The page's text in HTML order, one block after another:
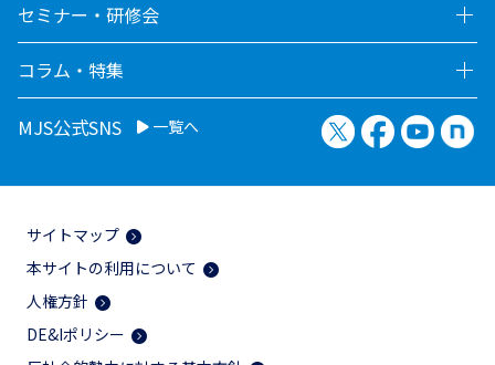
セミナー・研修会
コラム・特集
MJS公式SNS 一覧へ X（旧Twitter）
Facebook
サイトマップ
本サイトの利用について
人権方針
DE&Iポリシー